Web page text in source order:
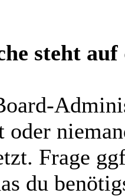
steht
Frage
du